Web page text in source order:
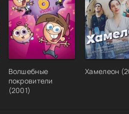
Волшебные
покровители
(2001)
Хамелеон